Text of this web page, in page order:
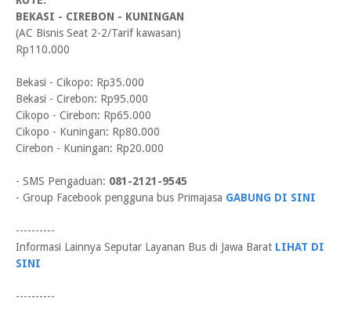
BEKASI - CIREBON - KUNINGAN
(AC Bisnis Seat 2-2/Tarif kawasan)
Rp110.000
Bekasi - Cikopo: Rp35.000
Bekasi - Cirebon: Rp95.000
Cikopo - Cirebon: Rp65.000
Cikopo - Kuningan: Rp80.000
Cirebon - Kuningan: Rp20.000
- SMS Pengaduan: 081-2121-9545
- Group Facebook pengguna bus Primajasa GABUNG DI SINI
----------
Informasi Lainnya Seputar Layanan Bus di Jawa Barat LIHAT DI
SINI
----------